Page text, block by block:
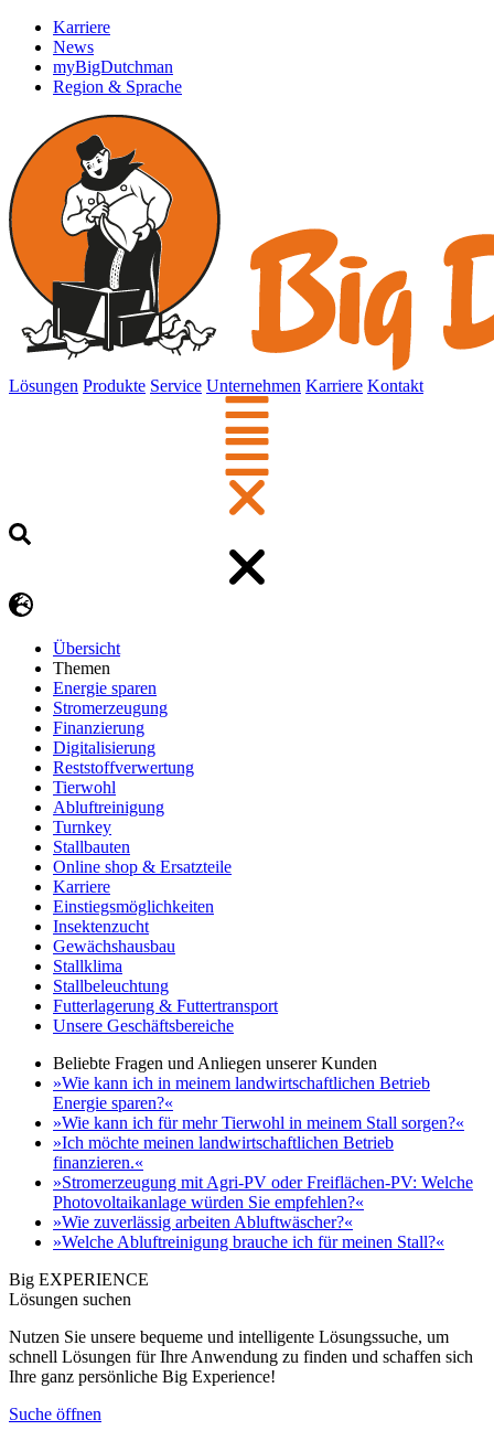
Karriere
News
myBigDutchman
Region & Sprache
Lösungen Produkte Service Unternehmen Karriere Kontakt
Übersicht
Themen
Energie sparen
Stromerzeugung
Finanzierung
Digitalisierung
Reststoffverwertung
Tierwohl
Abluftreinigung
Turnkey
Stallbauten
Online shop & Ersatzteile
Karriere
Einstiegsmöglichkeiten
Insektenzucht
Gewächshausbau
Stallklima
Stallbeleuchtung
Futterlagerung & Futtertransport
Unsere Geschäftsbereiche
Beliebte Fragen und Anliegen unserer Kunden
»Wie kann ich in meinem landwirtschaftlichen Betrieb
Energie sparen?«
»Wie kann ich für mehr Tierwohl in meinem Stall sorgen?«
»Ich möchte meinen landwirtschaftlichen Betrieb
finanzieren.«
»Stromerzeugung mit Agri-PV oder Freiflächen-PV: Welche
Photovoltaikanlage würden Sie empfehlen?«
»Wie zuverlässig arbeiten Abluftwäscher?«
»Welche Abluftreinigung brauche ich für meinen Stall?«
Big EXPERIENCE
Lösungen suchen
Nutzen Sie unsere bequeme und intelligente Lösungssuche, um
schnell Lösungen für Ihre Anwendung zu finden und schaffen sich
Ihre ganz persönliche Big Experience!
Suche öffnen